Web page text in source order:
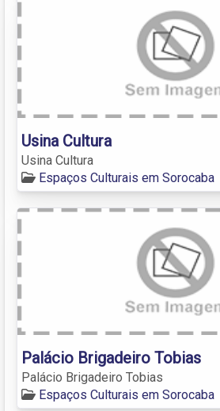
Usina Cultura
Usina Cultura
Espaços Culturais em Sorocaba
Palácio Brigadeiro Tobias
Palácio Brigadeiro Tobias
Espaços Culturais em Sorocaba